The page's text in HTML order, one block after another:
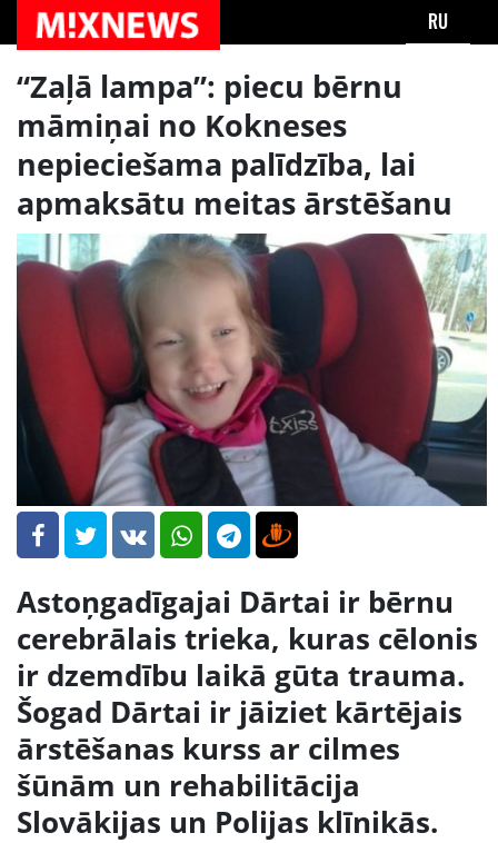
RU
“Zaļā lampa”: piecu bērnu
māmiņai no Kokneses
nepieciešama palīdzība, lai
apmaksātu meitas ārstēšanu
Astoņgadīgajai Dārtai ir bērnu
cerebrālais trieka, kuras cēlonis
ir dzemdību laikā gūta trauma.
Šogad Dārtai ir jāiziet kārtējais
ārstēšanas kurss ar cilmes
šūnām un rehabilitācija
Slovākijas un Polijas klīnikās.